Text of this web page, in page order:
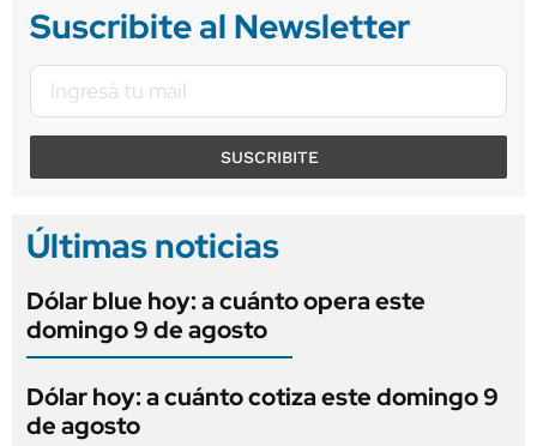
Suscribite al Newsletter
SUSCRIBITE
Últimas noticias
Dólar blue hoy: a cuánto opera este
domingo 9 de agosto
Dólar hoy: a cuánto cotiza este domingo 9
de agosto